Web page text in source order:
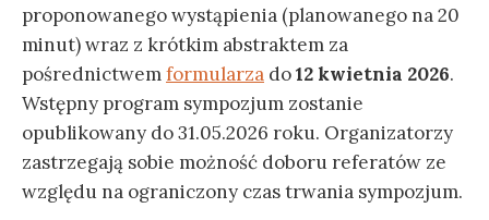
proponowanego wystąpienia (planowanego na 20
minut) wraz z krótkim abstraktem za
pośrednictwemformularza do12 kwietnia 2026.
Wstępny program sympozjum zostanie
opublikowany do 31.05.2026 roku. Organizatorzy
zastrzegają sobie możność doboru referatów ze
względu na ograniczony czas trwania sympozjum.